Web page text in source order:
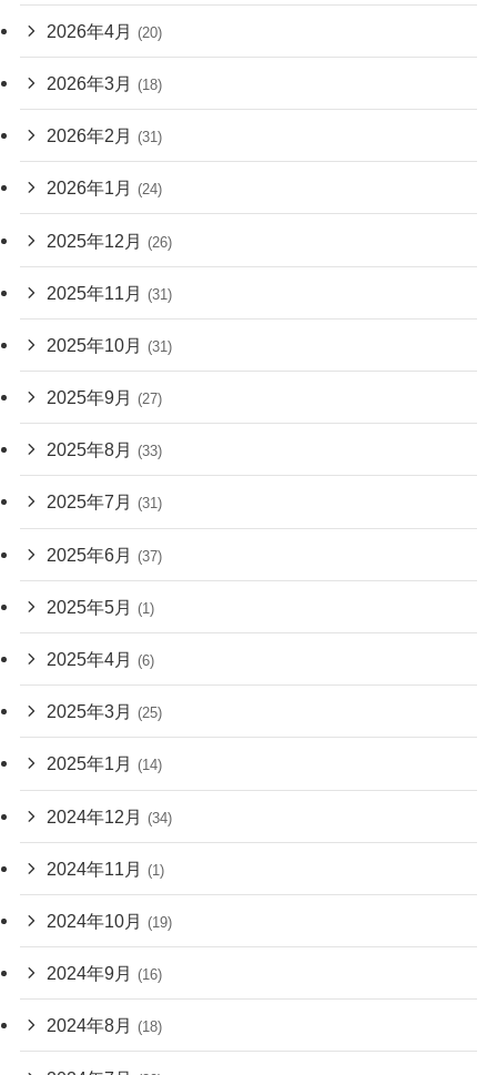
2026年4月 (20)
2026年3月 (18)
2026年2月 (31)
2026年1月 (24)
2025年12月 (26)
2025年11月 (31)
2025年10月 (31)
2025年9月 (27)
2025年8月 (33)
2025年7月 (31)
2025年6月 (37)
2025年5月 (1)
2025年4月 (6)
2025年3月 (25)
2025年1月 (14)
2024年12月 (34)
2024年11月 (1)
2024年10月 (19)
2024年9月 (16)
2024年8月 (18)